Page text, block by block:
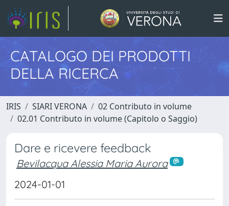
CATALOGO DEI PRODOTTI
DELLA RICERCA
IRIS SIARI VERONA
02 Contributo in volume
02.01 Contributo in volume (Capitolo o Saggio)
Dare e ricevere feedback
Bevilacqua Alessia Maria Aurora
2024-01-01